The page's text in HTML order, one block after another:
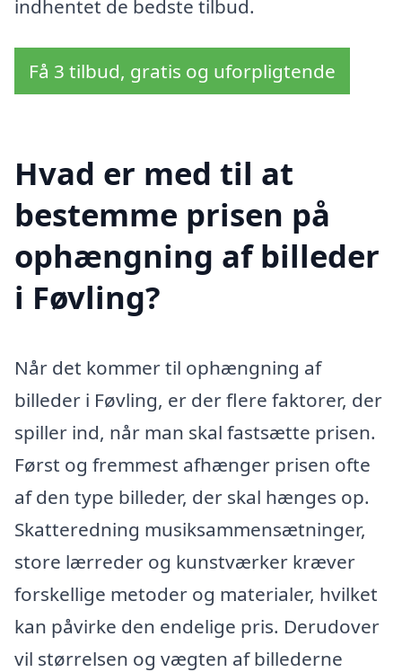
indhentet de bedste tilbud.
Få 3 tilbud, gratis og uforpligtende
Hvad er med til at
bestemme prisen på
ophængning af billeder
i Føvling?
Når det kommer til ophængning af
billeder i Føvling, er der flere faktorer, der
spiller ind, når man skal fastsætte prisen.
Først og fremmest afhænger prisen ofte
af den type billeder, der skal hænges op.
Skatteredning musiksammensætninger,
store lærreder og kunstværker kræver
forskellige metoder og materialer, hvilket
kan påvirke den endelige pris. Derudover
vil størrelsen og vægten af billederne